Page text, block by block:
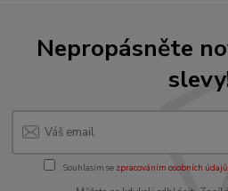
Nepropásněte
Souhlasím se zpracováním osobních údajů